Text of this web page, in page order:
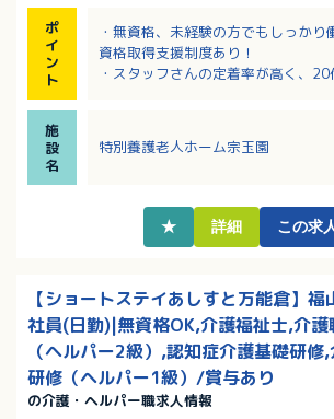
ポ
イ
ン
ト
・無資格、未経験の方でもしっかり
資格取得支援制度あり！
・スタッフさんの定着率が高く、
・夜勤のみの勤務も可能です！柔軟
す！
施
設
名
特別養護老人ホーム宗玉園
★ 詳細 この求
【ショートステイあしすと万能倉】
社員(日勤)|無資格OK,介護福祉士,介
（ヘルパー2級）,認知症介護基礎研修
研修（ヘルパー1級）/賞与あり
の介護・ヘルパー職求人情報